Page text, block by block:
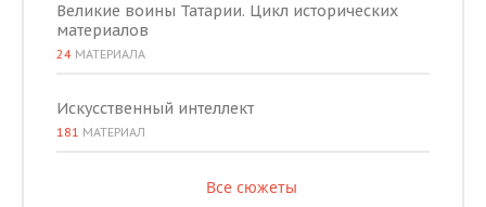
Великие воины Татарии. Цикл исторических
материалов
24 МАТЕРИАЛА
Искусственный интеллект
181 МАТЕРИАЛ
Все сюжеты